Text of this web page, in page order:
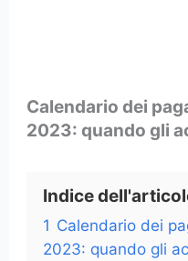
Calendario dei
2023: quando gli
Indice
1 Calendario dei
2023: quando gli